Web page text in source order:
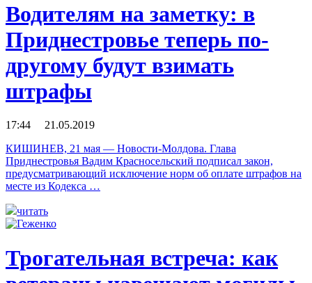
Водителям на заметку: в
Приднестровье теперь по-
другому будут взимать
штрафы
17:44 21.05.2019
КИШИНЕВ, 21 мая — Новости-Молдова. Глава
Приднестровья Вадим Красносельский подписал закон,
предусматривающий исключение норм об оплате штрафов на
месте из Кодекса …
читать
Трогательная встреча: как